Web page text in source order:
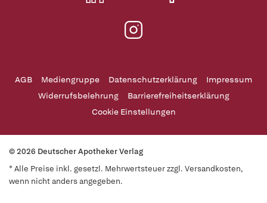
AGB Mediengruppe Datenschutzerklärung
Impressum
Widerrufsbelehrung
Barrierefreiheitserklärung
Cookie Einstellungen
© 2026 Deutscher Apotheker Verlag
* Alle Preise inkl. gesetzl. Mehrwertsteuer zzgl. Versandkosten,
wenn nicht anders angegeben.